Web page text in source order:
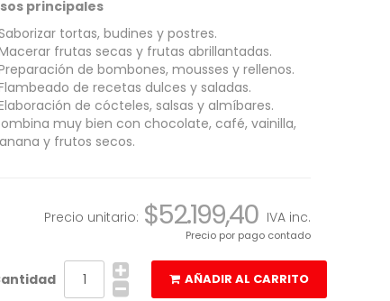
principales
tortas, budines y postres.
frutas secas y frutas abrillantadas.
de bombones, mousses y rellenos.
de recetas dulces y saladas.
de cócteles, salsas y almíbares.
muy bien con chocolate, café, vainilla,
y frutos secos.
Precio unitario: $52.199,40 IVA inc.
Precio por pago contado
AÑADIR AL CARRITO